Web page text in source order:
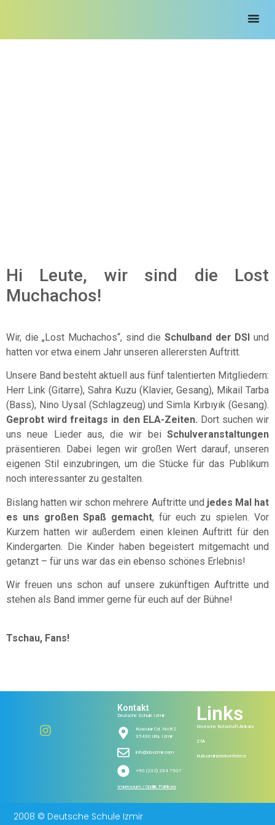
Hi Leute, wir sind die Lost
Muchachos!
Wir, die „Lost Muchachos“, sind die Schulband der DSI und
hatten vor etwa einem Jahr unseren allerersten Auftritt.
Unsere Band besteht aktuell aus fünf talentierten Mitgliedern:
Herr Link (Gitarre), Sahra Kuzu (Klavier, Gesang), Mikail Tarba
(Bass), Nino Uysal (Schlagzeug) und Simla Kırbıyık (Gesang).
Geprobt wird freitags in den ELA-Zeiten. Dort suchen wir
uns neue Lieder aus, die wir bei Schulveranstaltungen
präsentieren. Dabei legen wir großen Wert darauf, unseren
eigenen Stil einzubringen, um die Stücke für das Publikum
noch interessanter zu gestalten.
Bislang hatten wir schon mehrere Auftritte und jedes Mal hat
es uns großen Spaß gemacht, für euch zu spielen. Vor
Kurzem hatten wir außerdem einen kleinen Auftritt für den
Kindergarten. Die Kinder haben begeistert mitgemacht und
getanzt – für uns war das ein ebenso schönes Erlebnis!
Wir freuen uns schon auf unsere zukünftigen Auftritte und
stehen als Band immer gerne für euch auf der Bühne!
Tschau, Fans!
Kontakt
Deutsche Schule Izmir
Kuscular Cd. No:82
35430 Urla, Izmir
info@ds-izmir.com
+90 (232) 234 7507
Impressum / Gizlilik Politikası
Links
Deutsche Botschaft Ankara
ZfA
Kultusministerkonferenz
2008 © Deutsche Schule Izmir